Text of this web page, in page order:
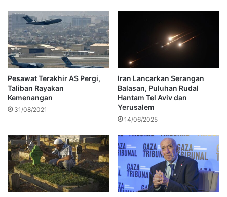
Pesawat Terakhir AS Pergi,
Taliban Rayakan
Kemenangan
31/08/2021
Iran Lancarkan Serangan
Balasan, Puluhan Rudal
Hantam Tel Aviv dan
Yerusalem
14/06/2025